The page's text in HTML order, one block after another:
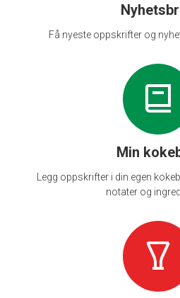
Få nyeste oppskrifter og
Min
Legg oppskrifter i din egen
notater og